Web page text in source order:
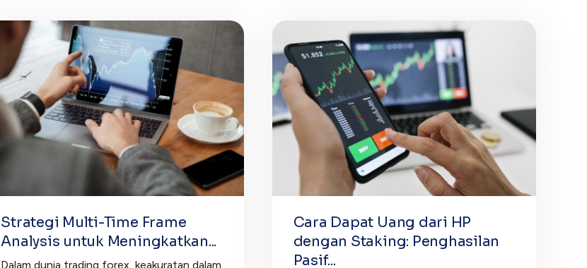
Strategi Multi-Time Frame
Analysis untuk Meningkatkan...
Dalam dunia trading forex, keakuratan dalam
Cara Dapat Uang dari HP
dengan Staking: Penghasilan
Pasif...